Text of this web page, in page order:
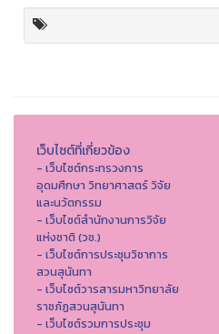
เว็บไซต์ที่เกี่ยวข้อง
- เว็บไซต์กระทรวงการ
อุดมศึกษา วิทยาศาสตร์ วิจัย
และนวัตกรรม
- เว็บไซต์สำนักงานการวิจัย
แห่งชาติ (วช.)
- เว็บไซต์การประชุมวิชาการ
สวนสุนันทา
- เว็บไซต์วารสารมหาวิทยาลัย
ราชภัฏสวนสุนันทา
- เว็บไซต์รวมการประชุม